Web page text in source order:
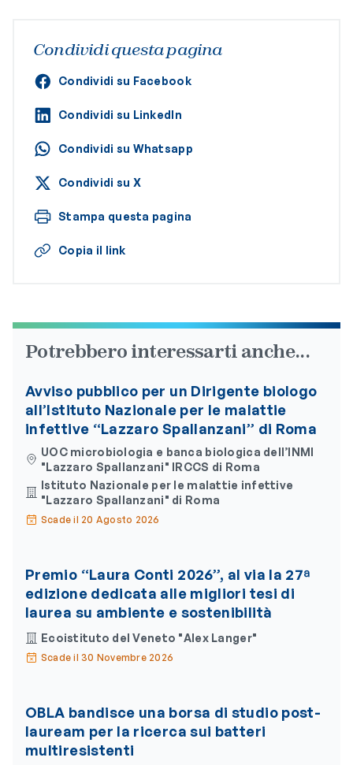
Condividi questa pagina
Condividi su Facebook
Condividi su LinkedIn
Condividi su Whatsapp
Condividi su X
Stampa questa pagina
Copia il link
Potrebbero interessarti anche...
Avviso pubblico per un Dirigente biologo
all’Istituto Nazionale per le malattie
infettive “Lazzaro Spallanzani” di Roma
UOC microbiologia e banca biologica dell’INMI
"Lazzaro Spallanzani" IRCCS di Roma
Istituto Nazionale per le malattie infettive
"Lazzaro Spallanzani" di Roma
Scade il 20 Agosto 2026
Premio “Laura Conti 2026”, al via la 27ª
edizione dedicata alle migliori tesi di
laurea su ambiente e sostenibilità
Ecoistituto del Veneto "Alex Langer"
Scade il 30 Novembre 2026
OBLA bandisce una borsa di studio post-
lauream per la ricerca sui batteri
multiresistenti